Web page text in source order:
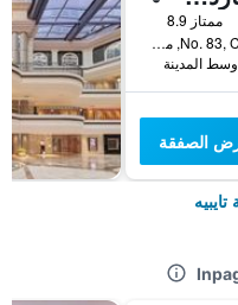
ممتاز 8.9
No. 83, Civic Boulevard, مدينة تايبيه, تايوان
الصفقة